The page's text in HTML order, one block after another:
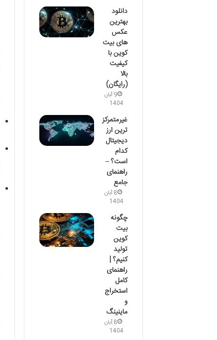
دانلود
بهترین
عکس
های بیت
کوین با
کیفیت
بالا
(رایگان)
9 آبان
1404
غیرمتمرکز
ترین ارز
دیجیتال
کدام
است؟ –
راهنمای
جامع
8 آبان
1404
چگونه
بیت
کوین
تولید
کنیم؟ |
راهنمای
کامل
استخراج
و
ماینینگ
8 آبان
1404